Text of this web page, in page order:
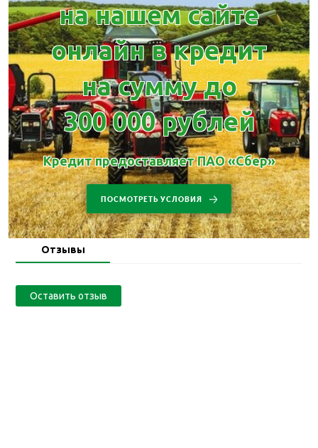
на нашем сайте
онлайн в кредит
на сумму до
300 000 рублей
Кредит предоставляет ПАО «Сбер»
ПОСМОТРЕТЬ УСЛОВИЯ
Отзывы
Оставить отзыв